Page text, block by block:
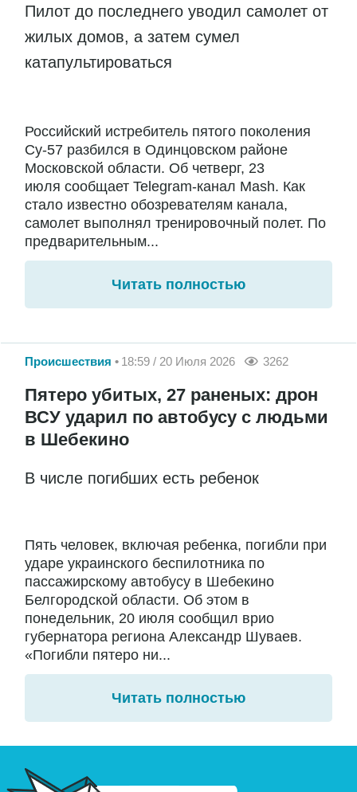
Пилот до последнего уводил самолет от
жилых домов, а затем сумел
катапультироваться
Российский истребитель пятого поколения
Су-57 разбился в Одинцовском районе
Московской области. Об четверг, 23
июля сообщает Telegram-канал Mash. Как
стало известно обозревателям канала,
самолет выполнял тренировочный полет. По
предварительным...
Читать полностью
Происшествия 18:59 / 20 Июля 2026 3262
Пятеро убитых, 27 раненых: дрон
ВСУ ударил по автобусу с людьми
в Шебекино
В числе погибших есть ребенок
Пять человек, включая ребенка, погибли при
ударе украинского беспилотника по
пассажирскому автобусу в Шебекино
Белгородской области. Об этом в
понедельник, 20 июля сообщил врио
губернатора региона Александр Шуваев.
«Погибли пятеро ни...
Читать полностью